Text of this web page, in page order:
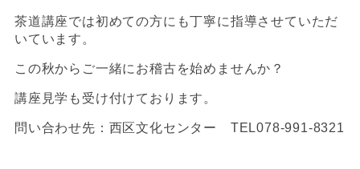
茶道講座では初めての方にも丁寧に指導させていただ
いています。
この秋からご一緒にお稽古を始めませんか？
講座見学も受け付けております。
問い合わせ先：西区文化センター TEL078-991-8321